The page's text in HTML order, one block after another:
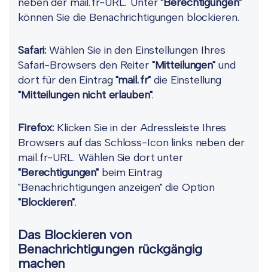
können Sie die Benachrichtigungen blockieren.
Safari: Wählen Sie in den Einstellungen Ihres
Safari-Browsers den Reiter "Mitteilungen"und
dort für den Eintrag"mail.fr" die Einstellung
"Mitteilungen nicht erlauben".
Firefox: Klicken Sie in der Adressleiste Ihres
Browsers auf das Schloss-Icon links neben der
mail.fr-URL. Wählen Sie dort unter
"Berechtigungen" beim Eintrag
"Benachrichtigungen anzeigen" die Option
"Blockieren".
Das Blockieren von
Benachrichtigungen rückgängig
machen